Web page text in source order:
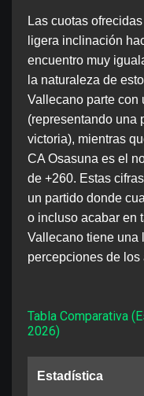
Las cuotas
ligera inclinación
encuentro muy
la naturaleza de
Vallecano parte con
(representando una
victoria), mientras
CA Osasuna es el
de +260. Estas
un partido donde
o incluso acabar en
Vallecano tiene una
percepciones de los
Tabla Comparativa
2026)
Estadística